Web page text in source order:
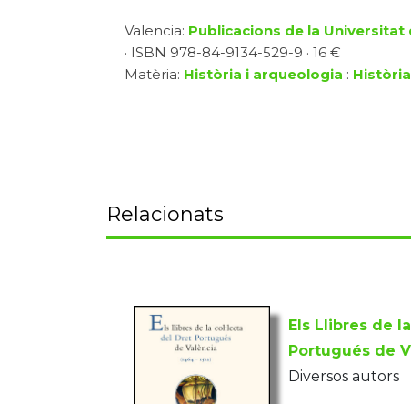
Valencia: Publicacions de la Universitat
· ISBN 978-84-9134-529-9 · 16 €
Matèria: Història i arqueologia :
Relacionats
Els Llibres de
Portugués de
Diversos autors